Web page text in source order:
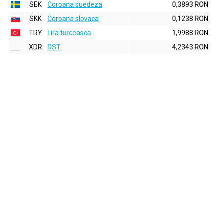
SEK
Coroana suedeza
0,3893 RON
SKK
Coroana slovaca
0,1238 RON
TRY
Lira turceasca
1,9988 RON
XDR
DST 4,2343 RON